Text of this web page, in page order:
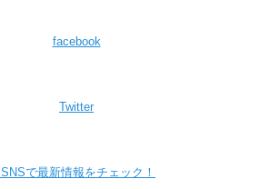
facebook
Twitter
SNSで最新情報をチェック！